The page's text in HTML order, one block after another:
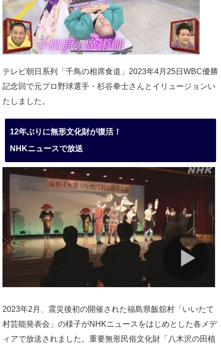
テレビ朝日系列「千鳥の相席食道」2023年4月25日WBC優勝
記念回で元プロ野球選手・杉谷拳士さんとイリュージョンい
たしました。
12年ぶりに無形文化財が復活！
NHKニュースで放送
2023年2月、震災後初の開催された福島県飯舘村「いいたて
村芸能発表会」の様子がNHKニュースをはじめとした各メデ
ィアで放送されました。重要無形民俗文化財「八木沢の田植